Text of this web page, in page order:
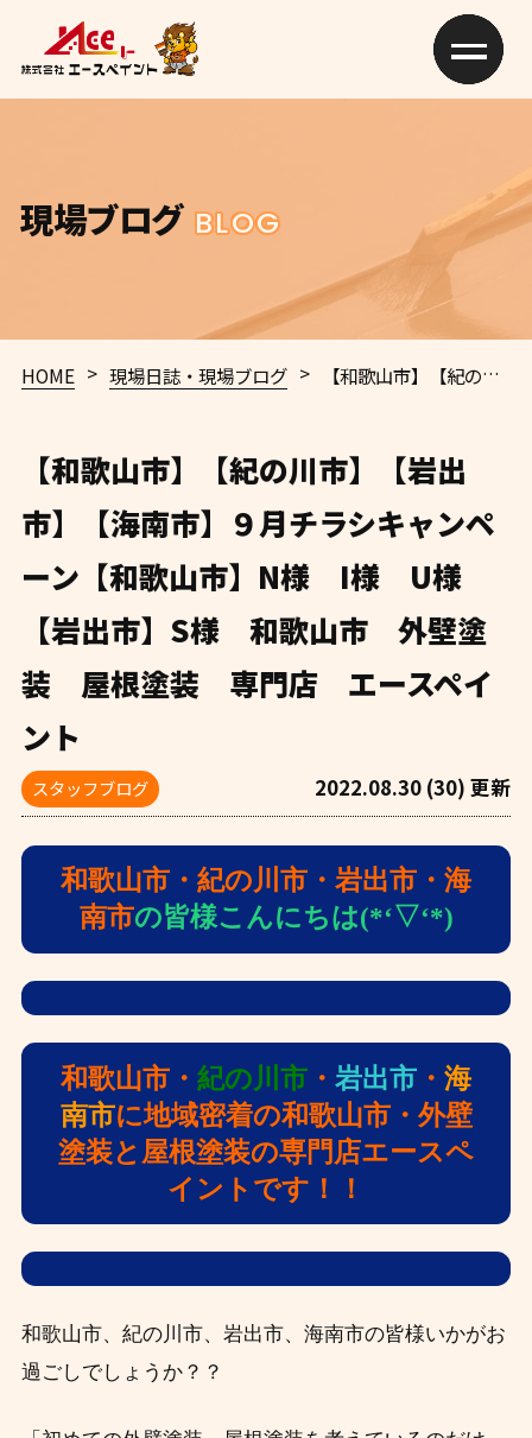
現場ブログ BLOG
HOME > 現場日誌・現場ブログ > 【和歌山市】【紀の川市】【岩出市】【海南市】９月チラシキャンペーン【和歌山市】N様 I様 U様【岩出市】S様 和歌山市 外壁塗装 屋根塗装 専門店 エースペイント
【和歌山市】【紀の川市】【岩出
市】【海南市】９月チラシキャンペ
ーン【和歌山市】N様 I様 U様
【岩出市】S様 和歌山市 外壁塗
装 屋根塗装 専門店 エースペイ
ント
スタッフブログ 2022.08.30 (30) 更新
和歌山市・紀の川市・岩出市・海
南市の皆様こんにちは(*‘▽‘*)
和歌山市・ 紀の川市 ・ 岩出市 ・ 海
南市に地域密着の和歌山市・外壁
塗装と屋根塗装の専門店エースペ
イントです！！
和歌山市、紀の川市、岩出市、海南市の皆様いかがお
過ごしでしょうか？？